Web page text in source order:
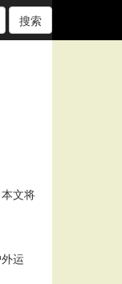
搜索
文将
运